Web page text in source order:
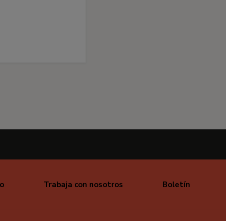
Trabaja con nosotros Boletín